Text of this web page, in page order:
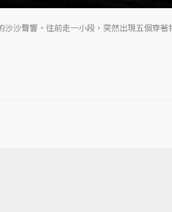
沙聲響。往前走一小段，突然出現五個穿